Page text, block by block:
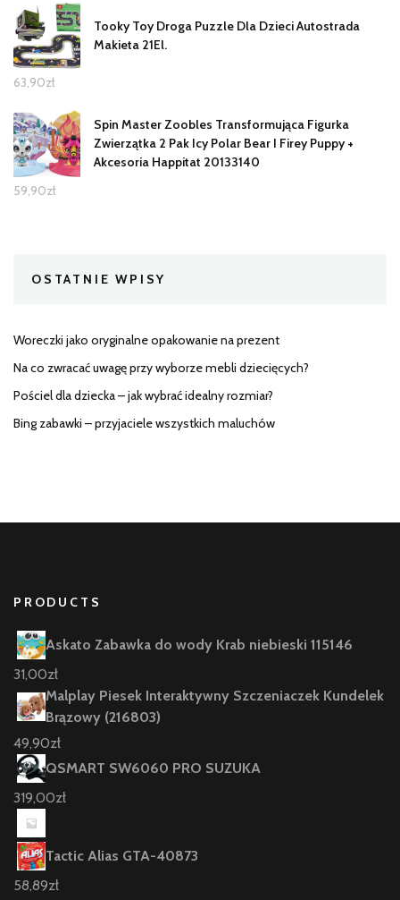
Tooky Toy Droga Puzzle Dla Dzieci Autostrada
Makieta 21El.
63,90zł
Spin Master Zoobles Transformująca Figurka
Zwierzątka 2 Pak Icy Polar Bear I Firey Puppy +
Akcesoria Happitat 20133140
59,90zł
OSTATNIE WPISY
Woreczki jako oryginalne opakowanie na prezent
Na co zwracać uwagę przy wyborze mebli dziecięcych?
Pościel dla dziecka – jak wybrać idealny rozmiar?
Bing zabawki – przyjaciele wszystkich maluchów
PRODUCTS
Askato Zabawka do wody Krab niebieski 115146
31,00zł
Malplay Piesek Interaktywny Szczeniaczek Kundelek
Brązowy (216803)
49,90zł
QSMART SW6060 PRO SUZUKA
319,00zł
Tactic Alias GTA-40873
58,89zł